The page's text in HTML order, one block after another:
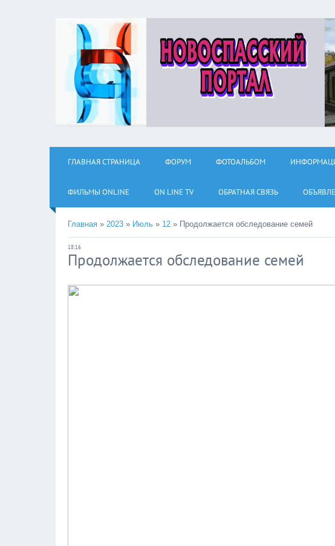
ГЛАВНАЯ СТРАНИЦА ФОРУМ ФОТОАЛЬБОМ
ФИЛЬМЫ ОNLINE ON LINE TV ОБРАТНАЯ СВЯЗЬ
Главная » 2023 » Июль » 12 » Продолжается обследование семей
18:16
Продолжается обследование семей